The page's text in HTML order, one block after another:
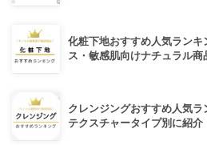
化粧下地おすすめ人気ラン
ス・敏感肌向けナチュラル商
クレンジングおすすめ人気
テクスチャータイプ別に紹介